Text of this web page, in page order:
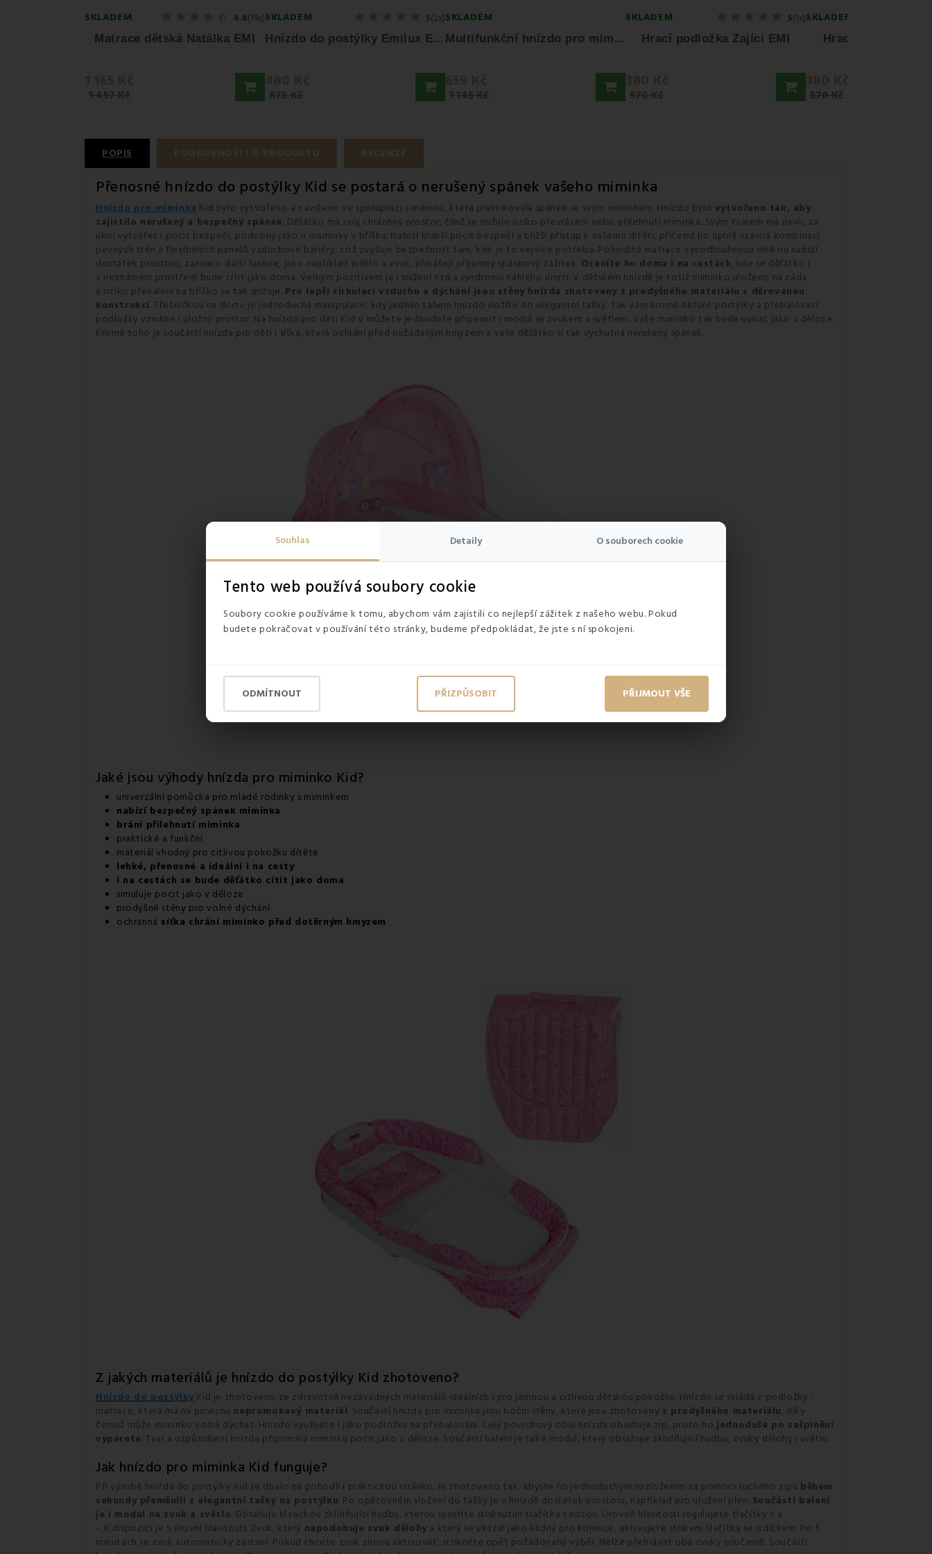
Souhlas Detaily O souborech cookie
Tento web používá soubory cookie
Soubory cookie používáme k tomu, abychom vám zajistili co nejlepší zážitek z našeho webu. Pokud
budete pokračovat v používání této stránky, budeme předpokládat, že jste s ní spokojeni.
ODMÍTNOUT PŘIZPŮSOBIT PŘIJMOUT VŠE
SKLADEM 4.8(19x)
Matrace dětská Natálka EMI
1 165 Kč
1 457 Kč
SKLADEM 5(2x)
H
nízdo do postýlky Emilux EMI
480 Kč
875 Kč
SKLADEM
M
ultifunkční hnízdo pro miminka modré Baby...
659 Kč
1 145 Kč
SKLADEM 5(1x)
Hrací podložka Zajíci EMI
380 Kč
570 Kč
SKLADEM
Hrací podložka
380 Kč
570 Kč
POPIS PODROBNOSTI O PRODUKTU RECENZE
Přenosné hnízdo do postýlky Kid se postará o nerušený spánek vašeho miminka
Hnízdo pro miminkaKid bylo vytvořeno a navrženo ve spolupráci s mámou, která praktikovala spánek se svým miminkem. Hnízdo bylo vytvořeno tak, aby
zajistilo nerušený a bezpečný spánek. Děťátko má svůj chráněný prostor, čímž se snižuje riziko převrácení nebo přilehnutí miminka. Svým tvarem má navíc za
úkol vytvářet i pocit bezpečí, podobný jako u maminky v bříšku. Nabízí hlubší pocit bezpečí a bližší přístup k vašemu dítěti, přičemž ho úplně uzavírá kombinací
pevných stěn a flexibilních panelů vzduchové bariéry, což zvyšuje bezpečnost tam, kde je to nejvíce potřeba. Pohodlná matrace s prodlouženou délkou nabízí
dostatek prostoru, zatímco další funkce, jako například světlo a zvuk, přinášejí příjemný spánkový zážitek. Oceníte ho doma i na cestách, kde se děťátko i
v neznámém prostředí bude cítit jako doma. Velkým pozitivem je i snížení rizika syndromu náhlého úmrtí. V dětském hnízdě je totiž miminko uloženo na záda
a riziko převalení na bříško se tak snižuje. Pro lepší cirkulaci vzduchu a dýchání jsou stěny hnízda zhotoveny z prodyšného materiálu s děrovanou
konstrukcí. Třešničkou na dortu je jednoduchá manipulace, kdy jedním tahem hnízdo složíte do elegantní tašky. Tak vám kromě dětské postýlky a přebalovací
podložky vznikne i úložný prostor. Na hnízdo pro děti Kid si můžete jednoduše připevnit i modul se zvukem a světlem. Vaše miminko tak bude usínat jako v děloze.
Kromě toho je součástí hnízda pro děti i síťka, která ochrání před nežádaným hmyzem a vaše děťátko si tak vychutná nerušený spánek.
Jaké jsou výhody hnízda pro miminko Kid?
univerzální pomůcka pro mladé rodinky s miminkem
nabízí bezpečný spánek miminka
brání přilehnutí miminka
praktické a funkční
materiál vhodný pro citlivou pokožku dítěte
lehké, přenosné a ideální i na cesty
i na cestách se bude děťátko cítit jako doma
simuluje pocit jako v děloze
prodyšné stěny pro volné dýchání
ochranná síťka chrání miminko před dotěrným hmyzem
Z jakých materiálů je hnízdo do postýlky Kid zhotoveno?
Hnízdo do postýlkyKid je zhotoveno ze zdravotně nezávadných materiálů ideálních i pro jemnou a citlivou dětskou pokožku. Hnízdo se skládá z podložky -
matrace, která má na povrchu nepromokavý materiál. Součástí hnízda pro miminka jsou boční stěny, které jsou zhotoveny z prodyšného materiálu, díky
čemuž může miminko volně dýchat. Hnízdo využijete i jako podložku na přebalování. Celý povrchový obal hnízda obsahuje zip, proto ho jednoduše po zašpinění
vyperete. Tvar a uzpůsobení hnízda připomíná miminku pocit jako v děloze. Součástí balení je také modul, který obsahuje zklidňující hudbu, zvuky dělohy i světlo.
Jak hnízdo pro miminka Kid funguje?
Při výrobě hnízda do postýlky Kid se dbalo na pohodlí i praktickou stránku. Je zhotoveno tak, abyste ho jednoduchým rozložením za pomoci suchého zipu během
sekundy přeměnili z elegantní tašky na postýlku. Po opětovném složení do tašky je v hnízdě dostatek prostoru, například pro uložení plen. Součástí balení
je i modul na zvuk a světlo. Obsahuje klasickou zklidňující hudbu, kterou spustíte stisknutím tlačítka s notou. Úroveň hlasitosti regulujete tlačítky + a
-. K dispozici je 5 úrovní hlasitosti. Zvuk, který napodobuje zvuk dělohy a který se ukázal jako klidný pro kojence, aktivujete stiskem tlačítka se srdíčkem. Po 5
minutách se zvuk automaticky zastaví. Pokud chcete zvuk znovu aktivovat, stiskněte opět požadovaný výběr. Nelze přehrávat oba zvuky současně. Součástí